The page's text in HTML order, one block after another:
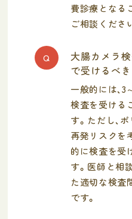
費診療となる
ご相談くださ
Q
大腸カメラ
で受けるべ
一般的には、
検査を受ける
す。ただし、
再発リスクを
的に検査を受
す。医師と相
た適切な検査
です。